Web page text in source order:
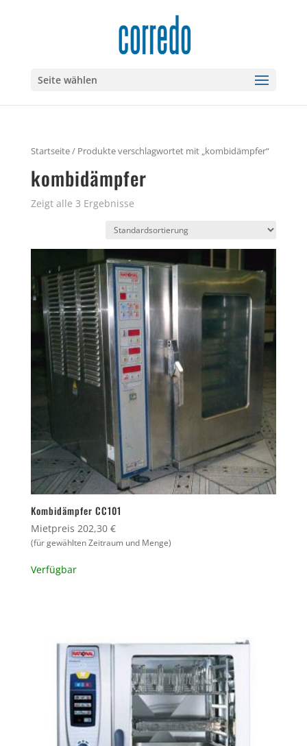
Seite wählen
Startseite/ Produkte verschlagwortet mit „kombidämpfer“
kombidämpfer
Zeigt alle 3 Ergebnisse
Kombidämpfer CC101
Mietpreis 202,30 €
(für gewählten Zeitraum und Menge)
Verfügbar